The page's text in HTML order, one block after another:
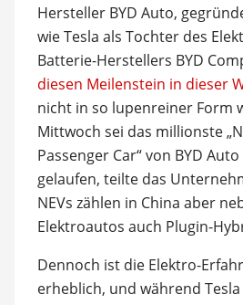
Hersteller BYD Auto,
wie Tesla als Tochter des
Batterie-Herstellers BYD
diesen Meilenstein in dieser
nicht in so lupenreiner Form
Mittwoch sei das millionste
Passenger Car“ von BYD
gelaufen, teilte das
NEVs zählen in China aber
Elektroautos auch Plugin-
Dennoch ist die Elektro-
erheblich, und während